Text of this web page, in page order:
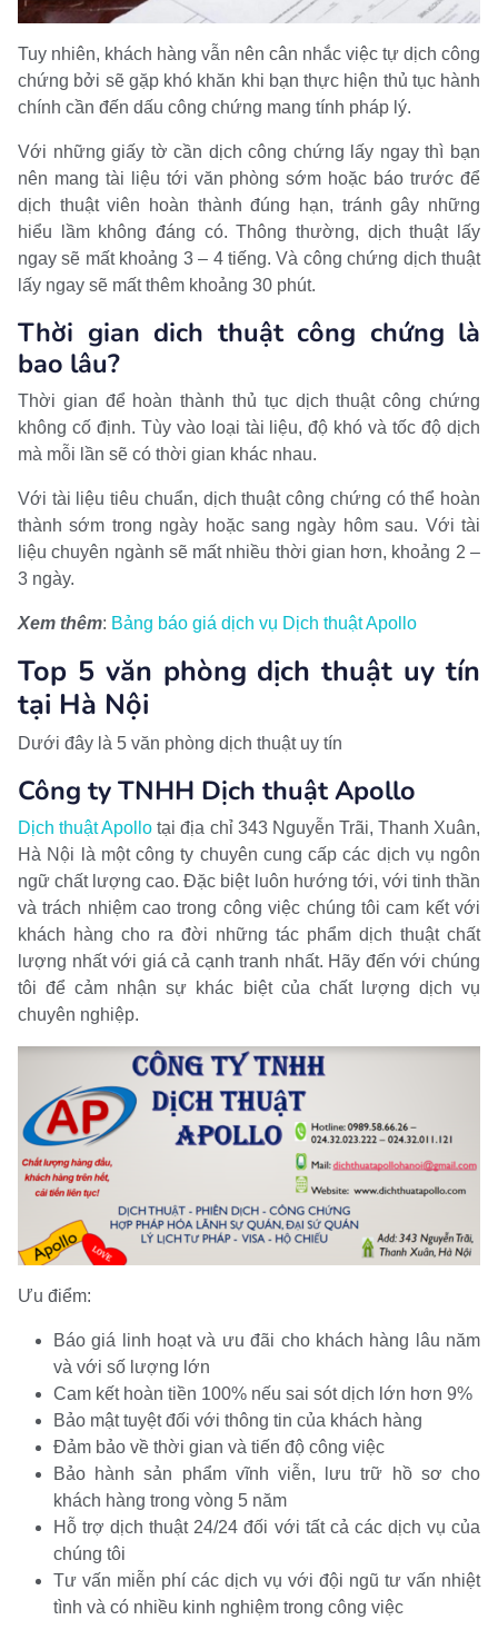
Tuy nhiên, khách hàng vẫn nên cân nhắc việc tự dịch công
chứng bởi sẽ gặp khó khăn khi bạn thực hiện thủ tục hành
chính cần đến dấu công chứng mang tính pháp lý.
Với những giấy tờ cần dịch công chứng lấy ngay thì bạn
nên mang tài liệu tới văn phòng sớm hoặc báo trước để
dịch thuật viên hoàn thành đúng hạn, tránh gây những
hiểu lầm không đáng có. Thông thường, dịch thuật lấy
ngay sẽ mất khoảng 3 – 4 tiếng. Và công chứng dịch thuật
lấy ngay sẽ mất thêm khoảng 30 phút.
Thời gian dich thuật công chứng là
bao lâu?
Thời gian để hoàn thành thủ tục dịch thuật công chứng
không cố định. Tùy vào loại tài liệu, độ khó và tốc độ dịch
mà mỗi lần sẽ có thời gian khác nhau.
Với tài liệu tiêu chuẩn, dịch thuật công chứng có thể hoàn
thành sớm trong ngày hoặc sang ngày hôm sau. Với tài
liệu chuyên ngành sẽ mất nhiều thời gian hơn, khoảng 2 –
3 ngày.
Xem thêm: Bảng báo giá dịch vụ Dịch thuật Apollo
Top 5 văn phòng dịch thuật uy tín
tại Hà Nội
Dưới đây là 5 văn phòng dịch thuật uy tín
Công ty TNHH Dịch thuật Apollo
Dịch thuật Apollo tại địa chỉ 343 Nguyễn Trãi, Thanh Xuân,
Hà Nội là một công ty chuyên cung cấp các dịch vụ ngôn
ngữ chất lượng cao. Đặc biệt luôn hướng tới, với tinh thần
và trách nhiệm cao trong công việc chúng tôi cam kết với
khách hàng cho ra đời những tác phẩm dịch thuật chất
lượng nhất với giá cả cạnh tranh nhất. Hãy đến với chúng
tôi để cảm nhận sự khác biệt của chất lượng dịch vụ
chuyên nghiệp.
Ưu điểm:
Báo giá linh hoạt và ưu đãi cho khách hàng lâu năm
và với số lượng lớn
Cam kết hoàn tiền 100% nếu sai sót dịch lớn hơn 9%
Bảo mật tuyệt đối với thông tin của khách hàng
Đảm bảo về thời gian và tiến độ công việc
Bảo hành sản phẩm vĩnh viễn, lưu trữ hồ sơ cho
khách hàng trong vòng 5 năm
Hỗ trợ dịch thuật 24/24 đối với tất cả các dịch vụ của
chúng tôi
Tư vấn miễn phí các dịch vụ với đội ngũ tư vấn nhiệt
tình và có nhiều kinh nghiệm trong công việc